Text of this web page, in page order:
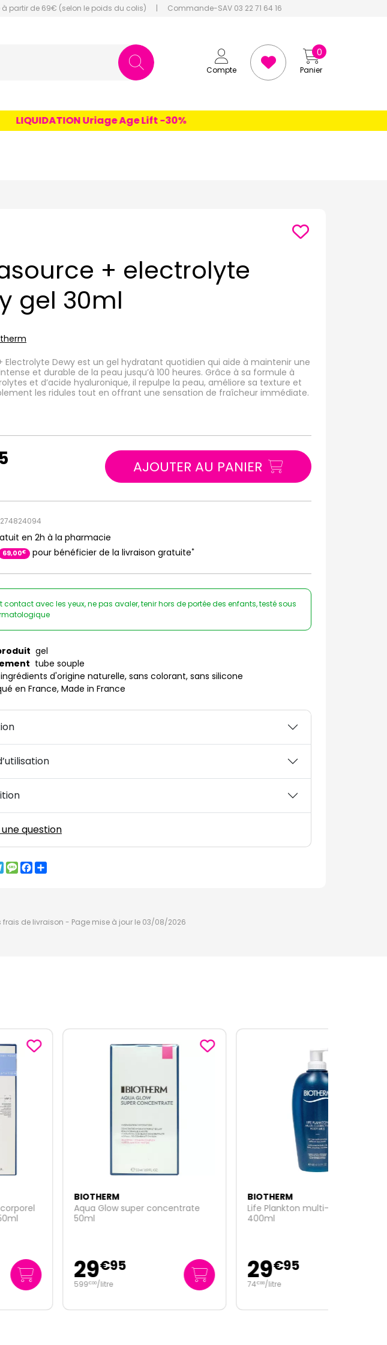
à partir de 69€ (selon le poids du colis) | Commande-SAV 03 22 71 64 16
Compte Panier
0
LIQUIDATION Uriage Age Lift -30%
+ electrolyte
gel 30ml
Electrolyte Dewy est un gel hydratant quotidien qui aide à maintenir une
et durable de la peau jusqu’à 100 heures. Grâce à sa formule à
et d’acide hyaluronique, il repulpe la peau, améliore sa texture et
les ridules tout en offrant une sensation de fraîcheur immédiate.
AJOUTER AU PANIER
en 2h à la pharmacie
69,00€ pour bénéficier de la livraison gratuite*
contact avec les yeux, ne pas avaler, tenir hors de portée des enfants, testé sous
gel
tube souple
ingrédients d'origine naturelle, sans colorant, sans silicone
en France, Made in France
une question
Telegram
MessageFacebook
frais de livraison - Page mise à jour le 03/08/2026
Aqua Glow super concentrate
50ml
29€95
599 00/ litre
Life Plankton multi-corrective lait
29€95
€88 litre